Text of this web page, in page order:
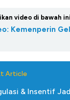
video di bawah
Kemenperin
Article
& Insentif